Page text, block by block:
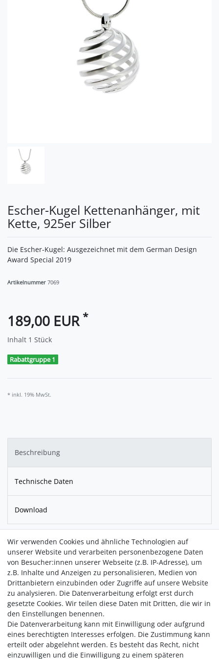
Escher-Kugel Kettenanhänger, mit
Kette, 925er Silber
Die Escher-Kugel: Ausgezeichnet mit dem German Design
Award Special 2019
Artikelnummer 7069
189,00 EUR *
Inhalt 1 Stück
Rabattgruppe 1
* inkl. 19% MwSt.
Beschreibung
Technische Daten
Download
M.C. Escherwurde insbesondere durch seine Darstellungen
paradoxer Formenundoptischer Täuschungen.
Diese außergewöhnlichen Schmuckstücke sind eine
Hommage an Escher und verbinden Schlichtheit mit der
Interpretation vonUnendlichkeit, Reflexion, Symmetrieund
Perspektiveund ziehen alle Blicke auf sich.
Wir verwenden Cookies und ähnliche Technologien auf
unserer Website und verarbeiten personenbezogene Daten
von Besucher:innen unserer Webseite (z.B. IP-Adresse), um
z.B. Inhalte und Anzeigen zu personalisieren, Medien von
Drittanbietern einzubinden oder Zugriffe auf unsere Website
zu analysieren. Die Datenverarbeitung erfolgt erst durch
gesetzte Cookies. Wir teilen diese Daten mit Dritten, die wir in
den Einstellungen benennen.
Die Datenverarbeitung kann mit Einwilligung oder aufgrund
eines berechtigten Interesses erfolgen. Die Zustimmung kann
erteilt oder abgelehnt werden. Es besteht das Recht, nicht
einzuwilligen und die Einwilligung zu einem späteren